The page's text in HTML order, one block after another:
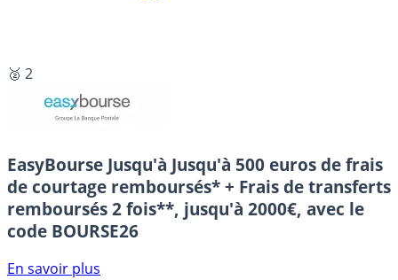
🥈 2
EasyBourse Jusqu'à Jusqu'à 500 euros de frais
de courtage remboursés* + Frais de transferts
remboursés 2 fois**, jusqu'à 2000€, avec le
code BOURSE26
En savoir plus